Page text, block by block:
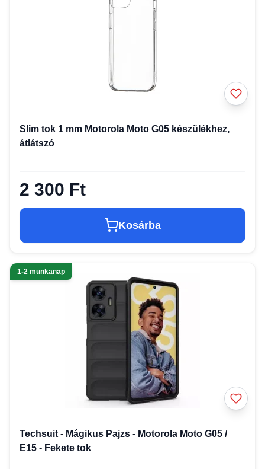
Slim tok 1 mm Motorola Moto G05 készülékhez,
átlátszó
2 300 Ft
Kosárba
1-2 munkanap
Techsuit - Mágikus Pajzs - Motorola Moto G05 /
E15 - Fekete tok